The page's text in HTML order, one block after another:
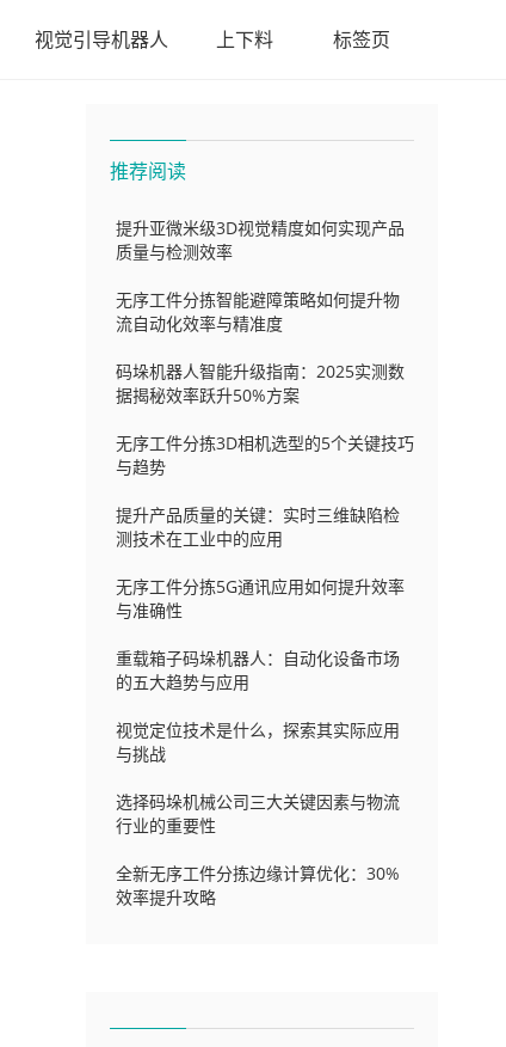
视觉引导机器人 上下料 标签页
推荐阅读
提升亚微米级3D视觉精度如何实现产品
质量与检测效率
无序工件分拣智能避障策略如何提升物
流自动化效率与精准度
码垛机器人智能升级指南：2025实测数
据揭秘效率跃升50%方案
无序工件分拣3D相机选型的5个关键技巧
与趋势
提升产品质量的关键：实时三维缺陷检
测技术在工业中的应用
无序工件分拣5G通讯应用如何提升效率
与准确性
重载箱子码垛机器人：自动化设备市场
的五大趋势与应用
视觉定位技术是什么，探索其实际应用
与挑战
选择码垛机械公司三大关键因素与物流
行业的重要性
全新无序工件分拣边缘计算优化：30%
效率提升攻略